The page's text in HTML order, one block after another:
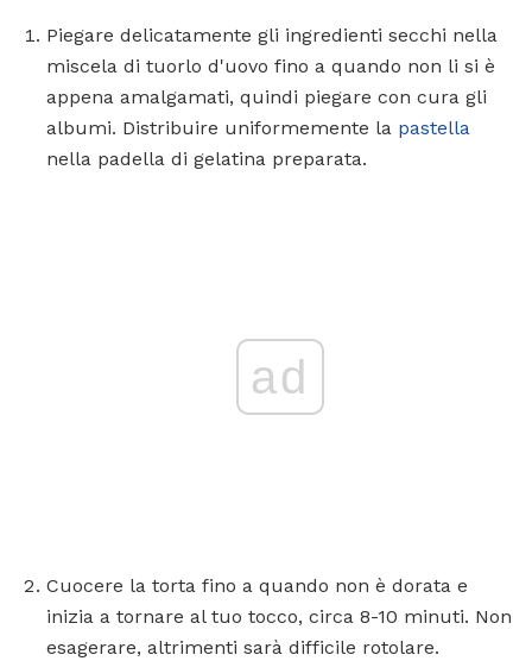
Piegare delicatamente gli ingredienti secchi nella
miscela di tuorlo d'uovo fino a quando non li si è
appena amalgamati, quindi piegare con cura gli
albumi. Distribuire uniformemente la pastella
nella padella di gelatina preparata.
ad
Cuocere la torta fino a quando non è dorata e
inizia a tornare al tuo tocco, circa 8-10 minuti. Non
esagerare, altrimenti sarà difficile rotolare.